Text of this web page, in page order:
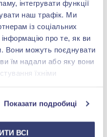
інтегрувати функції
наш трафік. Ми
із соціальних
про те, як ви
Вони можуть поєднувати
їм надали або яку вони
їхніми
Показати подробиці
ВСІ